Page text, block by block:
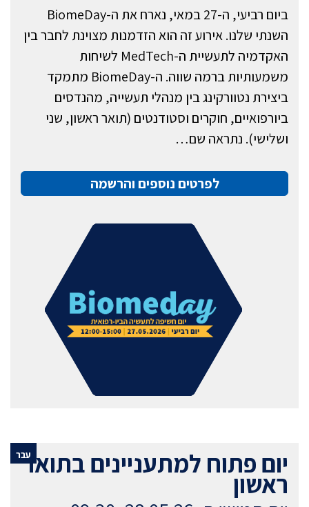
ביום רביעי, ה-27 במאי, נארח את ה-BiomeDay
השנתי שלנו. אירוע זה הוא הזדמנות מצוינת לחבר בין
האקדמיה לתעשיית ה-MedTech לשיחות
משמעותיות ברמה שווה. ה-BiomeDay מתמקד
ביצירת נטוורקינג בין מנהלי תעשייה, מהנדסים
ביורפואיים, חוקרים וסטודנטים (תואר ראשון, שני
ושלישי). נתראה שם…
לפרטים נוספים והרשמה
עבריום פתוח למתעניינים בתואר
ראשון